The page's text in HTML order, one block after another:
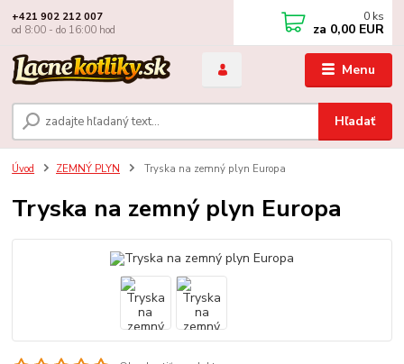
Menu
Hľadať
+421 902 212 007
od 8:00 - do 16:00 hod
0 ks
za 0,00 EUR
Úvod ZEMNÝ PLYN Tryska na zemný plyn Europa
Tryska na zemný plyn Europa